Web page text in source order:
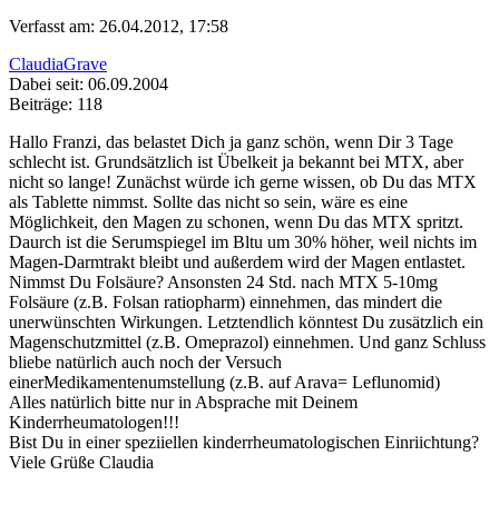
Verfasst am: 26.04.2012, 17:58
ClaudiaGrave
Dabei seit: 06.09.2004
Beiträge: 118
Hallo Franzi, das belastet Dich ja ganz schön, wenn Dir 3 Tage
schlecht ist. Grundsätzlich ist Übelkeit ja bekannt bei MTX, aber
nicht so lange! Zunächst würde ich gerne wissen, ob Du das MTX
als Tablette nimmst. Sollte das nicht so sein, wäre es eine
Möglichkeit, den Magen zu schonen, wenn Du das MTX spritzt.
Daurch ist die Serumspiegel im Bltu um 30% höher, weil nichts im
Magen-Darmtrakt bleibt und außerdem wird der Magen entlastet.
Nimmst Du Folsäure? Ansonsten 24 Std. nach MTX 5-10mg
Folsäure (z.B. Folsan ratiopharm) einnehmen, das mindert die
unerwünschten Wirkungen. Letztendlich könntest Du zusätzlich ein
Magenschutzmittel (z.B. Omeprazol) einnehmen. Und ganz Schluss
bliebe natürlich auch noch der Versuch
einerMedikamentenumstellung (z.B. auf Arava= Leflunomid)
Alles natürlich bitte nur in Absprache mit Deinem
Kinderrheumatologen!!!
Bist Du in einer speziiellen kinderrheumatologischen Einriichtung?
Viele Grüße Claudia